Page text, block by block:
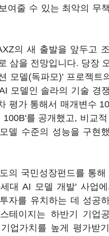
여줄 수 있는 최악의 무
의 새 출발을 앞두고
삼을 전망입니다. 당장
모델(독파모)' 프로젝트
모델인 솔라의 기술 경
평가 통해서 매개변수
를 공개했고, 비교
델 수준의 성능을 구현
의 국민성장펀드를 통해
대 AI 모델 개발' 사업
자를 유치하는 데 성공
테이지는 하반기 기업
업가치를 높게 평가받